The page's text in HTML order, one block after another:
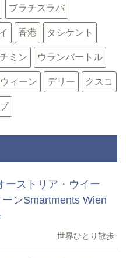
ブラチスラバ
香港 タシケント
ミン ウランバートル
ウィーン デリー クスコ
ーストリア・ウイー
ンSmartments Wien
世界ひとり散歩